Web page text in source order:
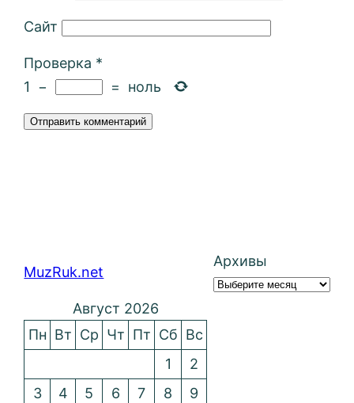
Сайт
Проверка *
1
− = ноль
MuzRuk.net
Архивы
Август 2026
Пн Вт Ср Чт Пт Сб Вс
1
2
3
4 5 6 7 8
9